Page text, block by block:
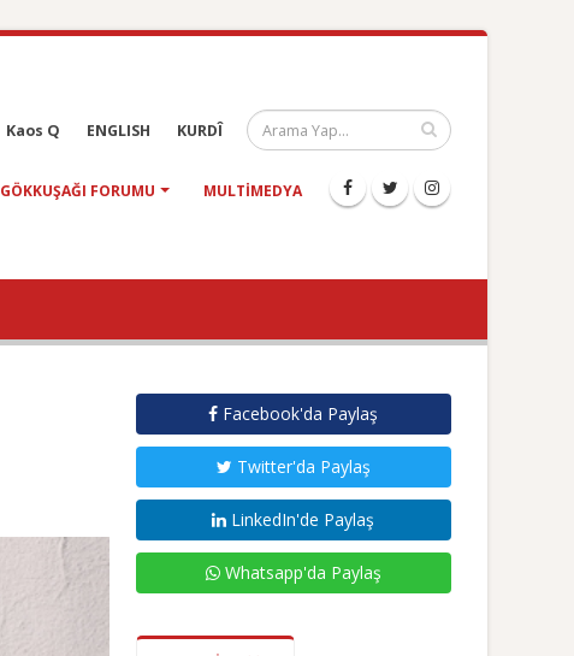
Kaos Q ENGLISH KURDÎ
GÖKKUŞAĞI FORUMU MULTIMEDYA
Facebook'da Paylaş
Twitter'da Paylaş
LinkedIn'de Paylaş
Whatsapp'da Paylaş